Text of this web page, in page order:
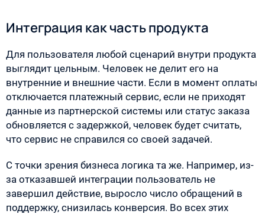
Интеграция как часть продукта
Для пользователя любой сценарий внутри продукта
выглядит цельным. Человек не делит его на
внутренние и внешние части. Если в момент оплаты
отключается платежный сервис, если не приходят
данные из партнерской системы или статус заказа
обновляется с задержкой, человек будет считать,
что сервис не справился со своей задачей.
С точки зрения бизнеса логика та же. Например, из-
за отказавшей интеграции пользователь не
завершил действие, выросло число обращений в
поддержку, снизилась конверсия. Во всех этих